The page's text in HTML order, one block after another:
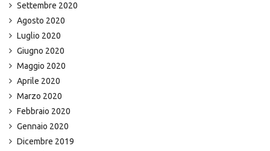
Settembre 2020
Agosto 2020
Luglio 2020
Giugno 2020
Maggio 2020
Aprile 2020
Marzo 2020
Febbraio 2020
Gennaio 2020
Dicembre 2019